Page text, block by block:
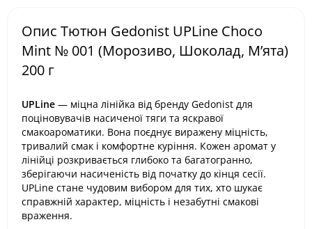
Опис Тютюн Gedonist UPLine Choco
Mint № 001 (Морозиво, Шоколад, М’ята)
200 г
UPLine — міцна лінійка від бренду Gedonist для
поціновувачів насиченої тяги та яскравої
смакоароматики. Вона поєднує виражену міцність,
тривалий смак і комфортне куріння. Кожен аромат у
лінійці розкривається глибоко та багатогранно,
зберігаючи насиченість від початку до кінця сесії.
UPLine стане чудовим вибором для тих, хто шукає
справжній характер, міцність і незабутні смакові
враження.